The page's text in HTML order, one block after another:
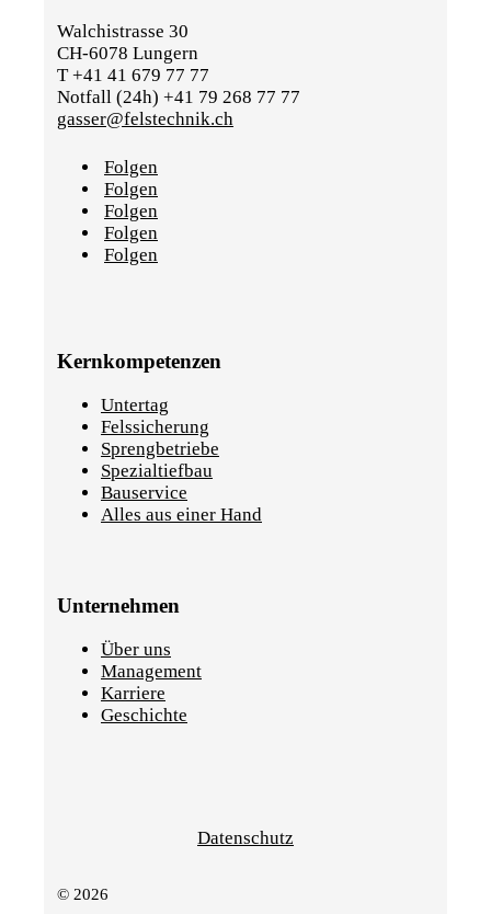
Walchistrasse 30
CH-6078 Lungern
T +41 41 679 77 77
Notfall (24h) +41 79 268 77 77
gasser@felstechnik.ch
Folgen
Folgen
Folgen
Folgen
Folgen
Kernkompetenzen
Untertag
Felssicherung
Sprengbetriebe
Spezialtiefbau
Bauservice
Alles aus einer Hand
Unternehmen
Über uns
Management
Karriere
Geschichte
Datenschutz
© 2026